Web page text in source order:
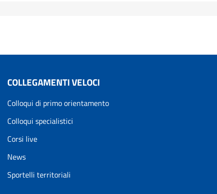
COLLEGAMENTI VELOCI
Colloqui di primo orientamento
Colloqui specialistici
Corsi live
News
Sportelli territoriali